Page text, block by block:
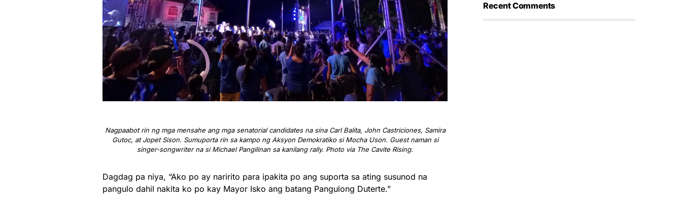
Nagpaabot rin ng mga mensahe ang mga senatorial candidates na sina Carl Balita, John Castriciones, Samira
Gutoc, at Jopet Sison. Sumuporta rin sa kampo ng Aksyon Demokratiko si Mocha Uson. Guest naman si
singer-songwriter na si Michael Pangilinan sa kanilang rally. Photo via The Cavite Rising.
Dagdag pa niya, “Ako po ay naririto para ipakita po ang suporta sa ating susunod na
pangulo dahil nakita ko po kay Mayor Isko ang batang Pangulong Duterte.”
Recent Comments